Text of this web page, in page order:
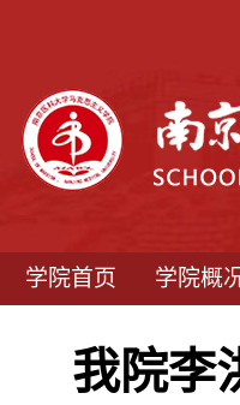
学院首页 学院概
我院李